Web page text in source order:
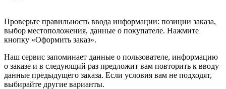
Проверьте правильность ввода информации: позиции заказа,
выбор местоположения, данные о покупателе. Нажмите
кнопку «Оформить заказ».
Наш сервис запоминает данные о пользователе, информацию
о заказе и в следующий раз предложит вам повторить к вводу
данные предыдущего заказа. Если условия вам не подходят,
выбирайте другие варианты.